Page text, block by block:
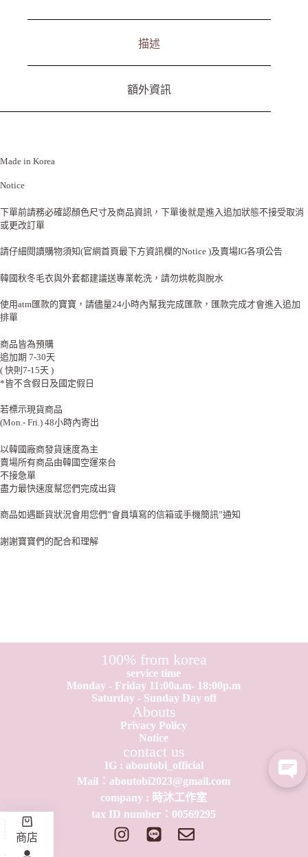
描述
額外資訊
Made in Korea
Notice
下單前請務必確認顏色尺寸及商品資訊，下單後就是進入追加狀態不接受取消
或更改訂單
請仔細閱讀購物須知(官網首頁最下方資訊欄的Notice )及賣場IG各項公告
韓國秋冬毛衣與外套都建議送專業乾洗，請勿烘乾與脫水
使用atm匯款的寶寶，請儘量24小時內幫我完成匯款，匯款完成才會進入追加
排單
商品皆為預購
追加期 7-30天
( 快則7-15天 )
*皆不含假日及國定假日
若標示現貨商品
(Mon.- Fri.) 48小時內寄出
以韓國廠商發貨速度為主
賣場所有商品由韓國空運來台
不接急單
盡力最快速度幫您們完成出貨
商品如遇斷貨狀況會用您們”會員填寫的信箱或手機簡訊”通知
謝謝寶寶們的配合和理解
100% from korea
service time
Monday - Friday 11:00a.m- 18:00p.m
Saturday - Sunday Day off
Abouts
Privacy Policy
Notice
contact us
IG : aboutobi_official
Mail：aboutobi2023@gmail.com
company : 時沐工作室
tax ID number：0​0​569295
商店